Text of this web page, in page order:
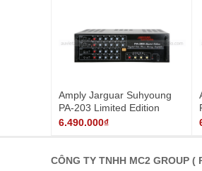
Amply Jarguar Suhyoung
PA-203 Limited Edition
6.490.000₫
CÔNG TY TNHH MC2 GROUP (